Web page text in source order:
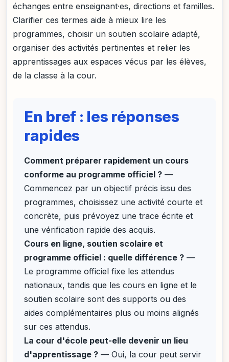
échanges entre enseignant·es, directions et familles.
Clarifier ces termes aide à mieux lire les
programmes, choisir un soutien scolaire adapté,
organiser des activités pertinentes et relier les
apprentissages aux espaces vécus par les élèves,
de la classe à la cour.
En bref : les réponses
rapides
Comment préparer rapidement un cours
conforme au programme officiel ? —
Commencez par un objectif précis issu des
programmes, choisissez une activité courte et
concrète, puis prévoyez une trace écrite et
une vérification rapide des acquis.
Cours en ligne, soutien scolaire et
programme officiel : quelle différence ? —
Le programme officiel fixe les attendus
nationaux, tandis que les cours en ligne et le
soutien scolaire sont des supports ou des
aides complémentaires plus ou moins alignés
sur ces attendus.
La cour d'école peut-elle devenir un lieu
d'apprentissage ? — Oui, la cour peut servir